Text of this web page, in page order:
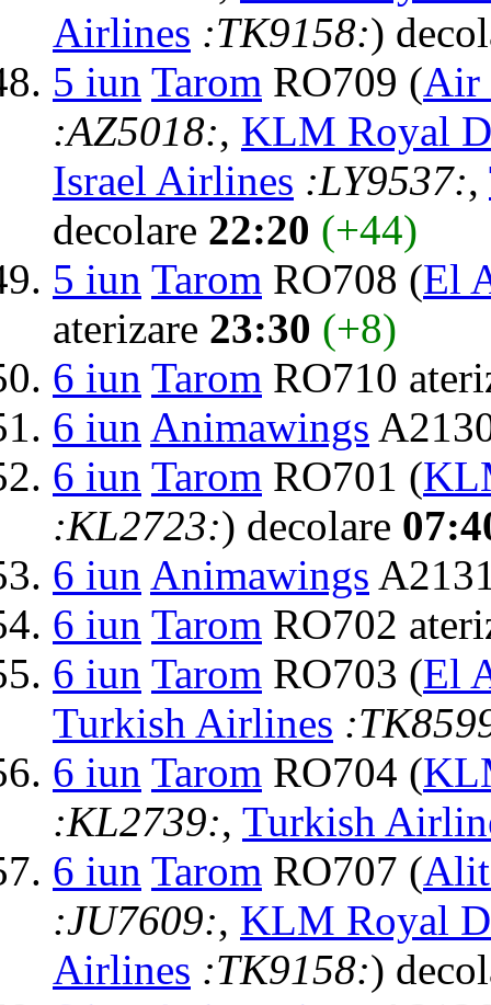
Airlines :TK9158:)
5 iun Tarom RO709 (Air
:AZ5018:, KLM Royal
Israel Airlines :LY9537:,
decolare 22:20 (+44)
5 iun Tarom RO708 (El
aterizare 23:30 (+8)
6 iun Tarom RO710
6 iun Animawings
6 iun Tarom RO701 (
:KL2723:) decolare
6 iun Animawings
6 iun Tarom RO702
6 iun Tarom RO703 (El
Turkish Airlines
6 iun Tarom RO704 (
:KL2739:, Turkish
6 iun Tarom RO707 (
:JU7609:, KLM Royal
Airlines :TK9158:)